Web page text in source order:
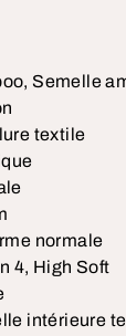
Semelle
textile
normale
4, High Soft
intérieure